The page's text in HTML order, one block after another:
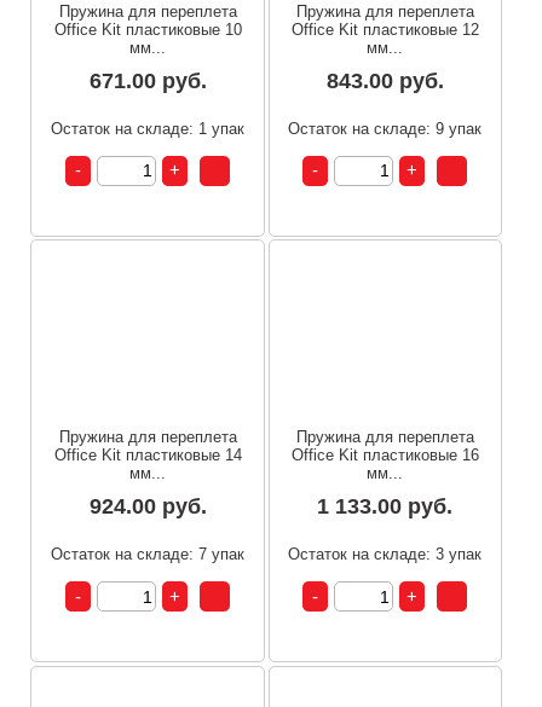
Пружина для переплета
Office Kit пластиковые 10
мм...
671.00 руб.
Остаток на складе: 1 упак
Пружина для переплета
Office Kit пластиковые 12
мм...
843.00 руб.
Остаток на складе: 9 упак
Пружина для переплета
Office Kit пластиковые 14
мм...
924.00 руб.
Остаток на складе: 7 упак
Пружина для переплета
Office Kit пластиковые 16
мм...
1 133.00 руб.
Остаток на складе: 3 упак